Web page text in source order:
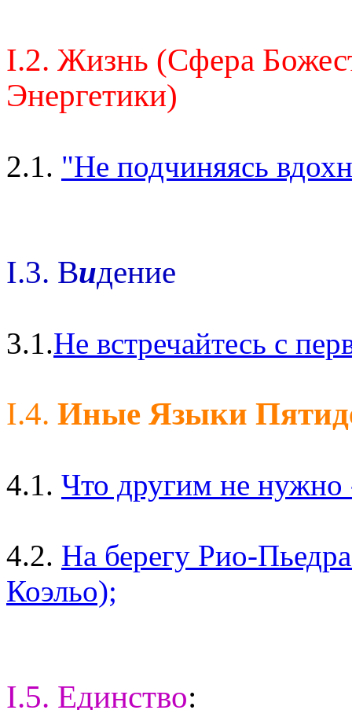
I.2. Жизнь (Сфера
Энергетики)
2.1. "Не подчиняясь
I.3. Видение
3.1.Не встречайтесь с
I.4. Иные Языки
4.1. Что другим не
4.2. На берегу Рио-
Коэльо);
I.5. Единство: